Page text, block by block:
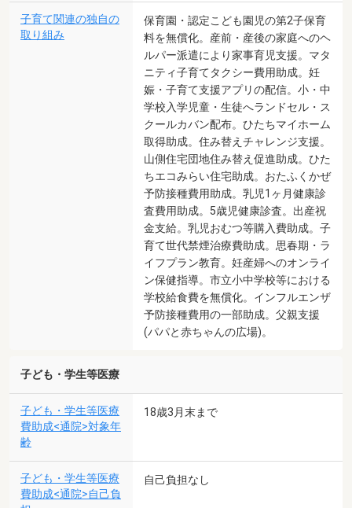
子育て関連の独自の
取り組み
保育園・認定こども園児の第2子保育
料を無償化。産前・産後の家庭へのヘ
ルパー派遣により家事育児支援。マタ
ニティ子育てタクシー費用助成。妊
娠・子育て支援アプリの配信。小・中
学校入学児童・生徒へランドセル・ス
クールカバン配布。ひたちマイホーム
取得助成。住み替えチャレンジ支援。
山側住宅団地住み替え促進助成。ひた
ちエコみらい住宅助成。おたふくかぜ
予防接種費用助成。乳児1ヶ月健康診
査費用助成。5歳児健康診査。出産祝
金支給。乳児おむつ等購入費助成。子
育て世代禁煙治療費助成。思春期・ラ
イフプラン教育。妊産婦へのオンライ
ン保健指導。市立小中学校等における
学校給食費を無償化。インフルエンザ
予防接種費用の一部助成。父親支援
(パパと赤ちゃんの広場)。
子ども・学生等医療
子ども・学生等医療
費助成<通院>対象年
齢
18歳3月末まで
子ども・学生等医療
費助成<通院>自己負
自己負担なし